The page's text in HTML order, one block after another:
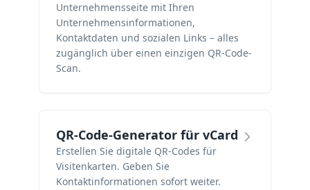
Unternehmensseite mit Ihren
Unternehmensinformationen,
Kontaktdaten und sozialen Links – alles
zugänglich über einen einzigen QR-Code-
Scan.
QR-Code-Generator für vCard
Erstellen Sie digitale QR-Codes für
Visitenkarten. Geben Sie
Kontaktinformationen sofort weiter.